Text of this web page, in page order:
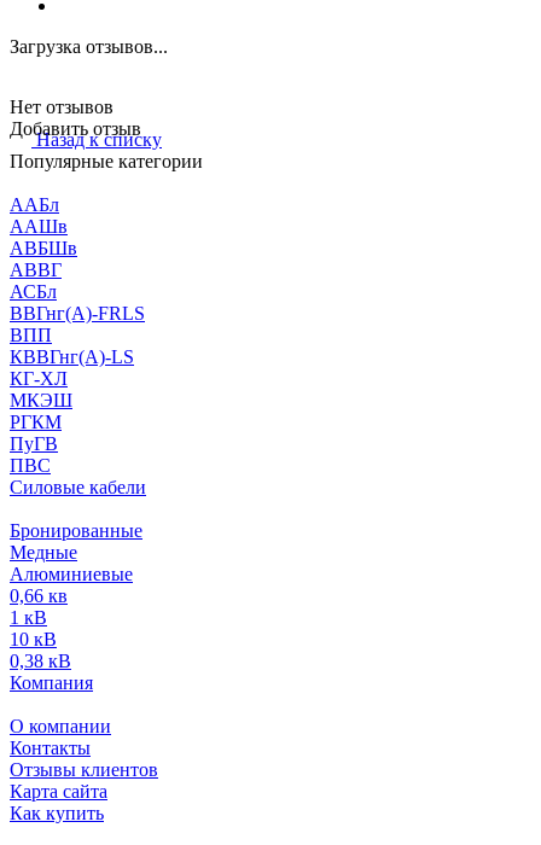
Загрузка отзывов...
Нет отзывов
Добавить отзыв
Назад к списку
Популярные категории
ААБл
ААШв
АВБШв
АВВГ
АСБл
ВВГнг(А)-FRLS
ВПП
КВВГнг(А)-LS
КГ-ХЛ
МКЭШ
РГКМ
ПуГВ
ПВС
Силовые кабели
Бронированные
Медные
Алюминиевые
0,66 кв
1 кВ
10 кВ
0,38 кВ
Компания
О компании
Контакты
Отзывы клиентов
Карта сайта
Как купить